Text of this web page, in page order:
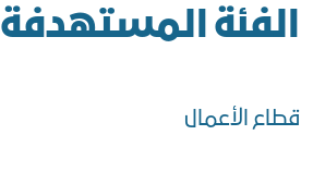
الفئة المستهدفة
قطاع الأعمال